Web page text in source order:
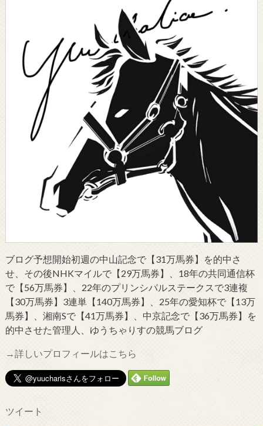
ブログ予想開始初週の中山記念で【31万馬券】を的中さ
せ、その後NHKマイルで【29万馬券】、18年の共同通信杯
で【56万馬券】、22年のプリンシパルステークスで3連複
【30万馬券】3連単【140万馬券】、25年の愛知杯で【13万
馬券】、湘南Sで【41万馬券】、中京記念で【36万馬券】を
的中させた管理人、ゆうちゃりすの競馬ブログ
→詳しいプロフィールはこちら
ツイート